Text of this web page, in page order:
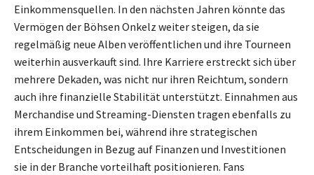
Einkommensquellen. In den nächsten Jahren könnte das
Vermögen der Böhsen Onkelz weiter steigen, da sie
regelmäßig neue Alben veröffentlichen und ihre Tourneen
weiterhin ausverkauft sind. Ihre Karriere erstreckt sich über
mehrere Dekaden, was nicht nur ihren Reichtum, sondern
auch ihre finanzielle Stabilität unterstützt. Einnahmen aus
Merchandise und Streaming-Diensten tragen ebenfalls zu
ihrem Einkommen bei, während ihre strategischen
Entscheidungen in Bezug auf Finanzen und Investitionen
sie in der Branche vorteilhaft positionieren. Fans